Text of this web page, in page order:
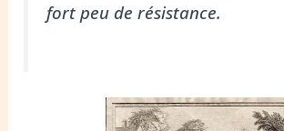
fort peu de résistance.